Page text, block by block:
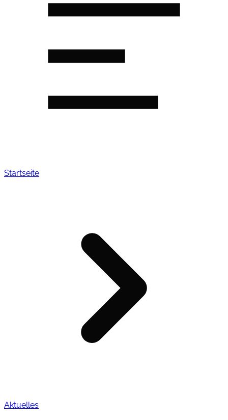
Startseite
Aktuelles